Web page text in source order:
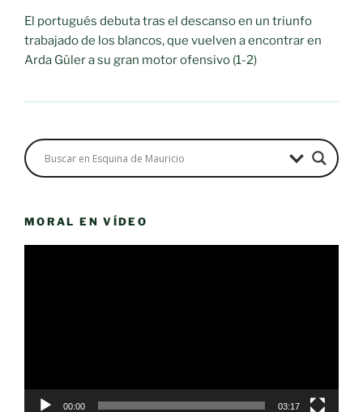
El portugués debuta tras el descanso en un triunfo
trabajado de los blancos, que vuelven a encontrar en
Arda Güler a su gran motor ofensivo (1-2)
MORAL EN VÍDEO
00:00 03:17